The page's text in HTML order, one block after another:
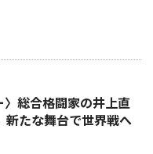
〉総合格闘家の井上直
新たな舞台で世界戦へ